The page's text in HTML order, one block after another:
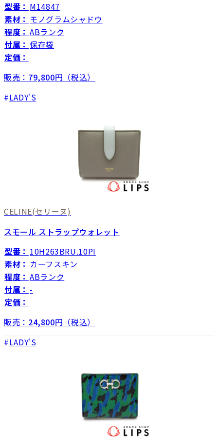
型番： M14847
素材： モノグラムシャドウ
程度： ABランク
付属： 保存袋
定価：
販売： 79,800円（税込）
LADY'S
CELINE(セリーヌ)
スモール ストラップウォレット
型番： 10H263BRU.10PI
素材： カーフスキン
程度： ABランク
付属： -
定価：
販売： 24,800円（税込）
LADY'S